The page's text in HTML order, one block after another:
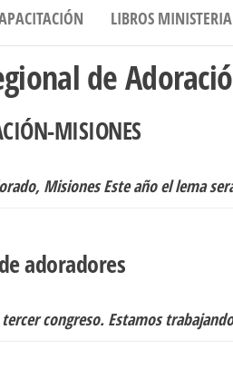
LIBROS
de
MISIONES
Misiones Este año el lema
adoradores
congreso. Estamos